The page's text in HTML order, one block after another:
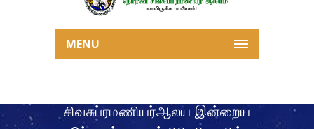
MENU
சிவசுப்ரமணியர்ஆலய இன்றைய